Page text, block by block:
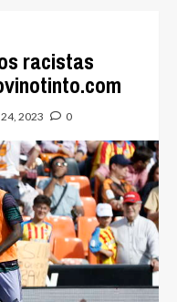
racistas
2023 0